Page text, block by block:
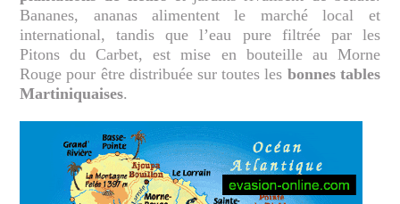
Bananes, ananas alimentent le marché local et
international, tandis que l’eau pure filtrée par les
Pitons du Carbet, est mise en bouteille au Morne
Rouge pour être distribuée sur toutes les bonnes tables
Martiniquaises.